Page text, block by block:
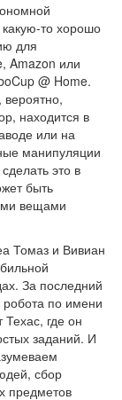
то хорошо
для
Amazon или
@ Home.
находится в
или на
манипуляции
это в
быть
вещами
Томаз и Вивиан
За последний
робота по имени
где он
заданий. И
сбор
предметов